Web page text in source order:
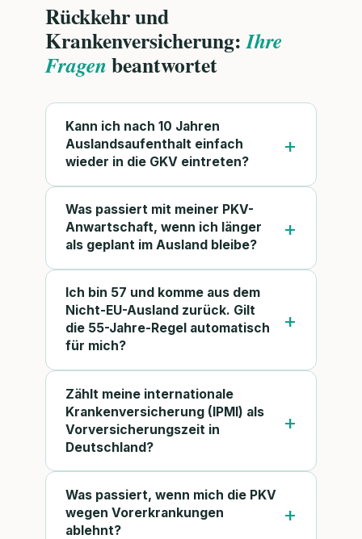
Rückkehr und
Krankenversicherung:Ihre
Fragenbeantwortet
Kann ich nach 10 Jahren
Auslandsaufenthalt einfach
wieder in die GKV eintreten?
Was passiert mit meiner PKV-
Anwartschaft, wenn ich länger
als geplant im Ausland bleibe?
Ich bin 57 und komme aus dem
Nicht-EU-Ausland zurück. Gilt
die 55-Jahre-Regel automatisch
für mich?
Zählt meine internationale
Krankenversicherung (IPMI) als
Vorversicherungszeit in
Deutschland?
Was passiert, wenn mich die PKV
wegen Vorerkrankungen
ablehnt?